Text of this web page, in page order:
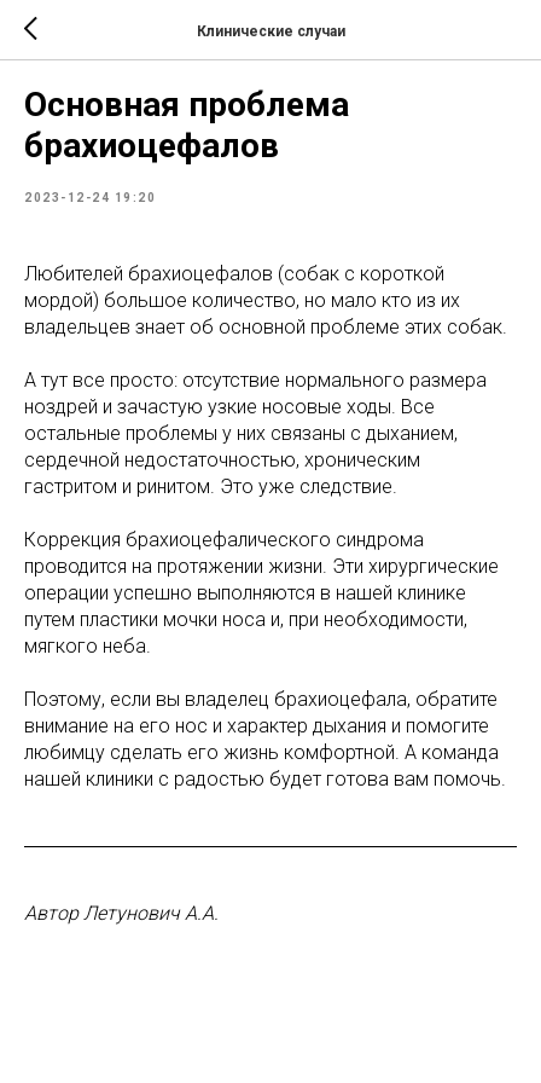
Клинические случаи
Основная проблема
брахиоцефалов
2023-12-24 19:20
Любителей брахиоцефалов (собак с короткой
мордой) большое количество, но мало кто из их
владельцев знает об основной проблеме этих собак.
А тут все просто: отсутствие нормального размера
ноздрей и зачастую узкие носовые ходы. Все
остальные проблемы у них связаны с дыханием,
сердечной недостаточностью, хроническим
гастритом и ринитом. Это уже следствие.
Коррекция брахиоцефалического синдрома
проводится на протяжении жизни. Эти хирургические
операции успешно выполняются в нашей клинике
путем пластики мочки носа и, при необходимости,
мягкого неба.
Поэтому, если вы владелец брахиоцефала, обратите
внимание на его нос и характер дыхания и помогите
любимцу сделать его жизнь комфортной. А команда
нашей клиники с радостью будет готова вам помочь.
Автор Летунович А.А.